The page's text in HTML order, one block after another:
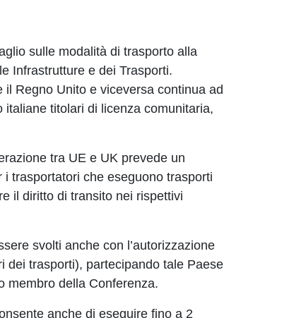
sulle modalità di trasporto alla
Infrastrutture e dei Trasporti.
Regno Unito e viceversa continua ad
titolari di licenza comunitaria,
tra UE e UK prevede un
trasportatori che eseguono trasporti
il diritto di transito nei rispettivi
svolti anche con l’autorizzazione
dei trasporti), partecipando tale Paese
membro della Conferenza.
anche di eseguire fino a 2